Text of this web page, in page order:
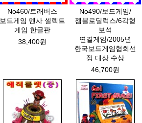
No460/트래버스
보드게임 멘사 셀렉트
게임 한글판
38,400원
No490/보드게임/
젬블로딜럭스/6각형
보석
연결게임/2005년
한국보드게임협회선
정 대상 수상
46,700원